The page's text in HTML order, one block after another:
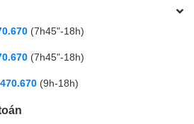
(7h45"-18h)
(7h45"-18h)
(9h-18h)